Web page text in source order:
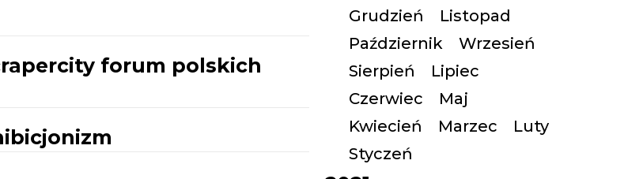
forum polskich
Grudzień
Listopad
Październik
Wrzesień
Sierpień
Lipiec
Czerwiec
Maj
Kwiecień
Marzec
Luty
Styczeń